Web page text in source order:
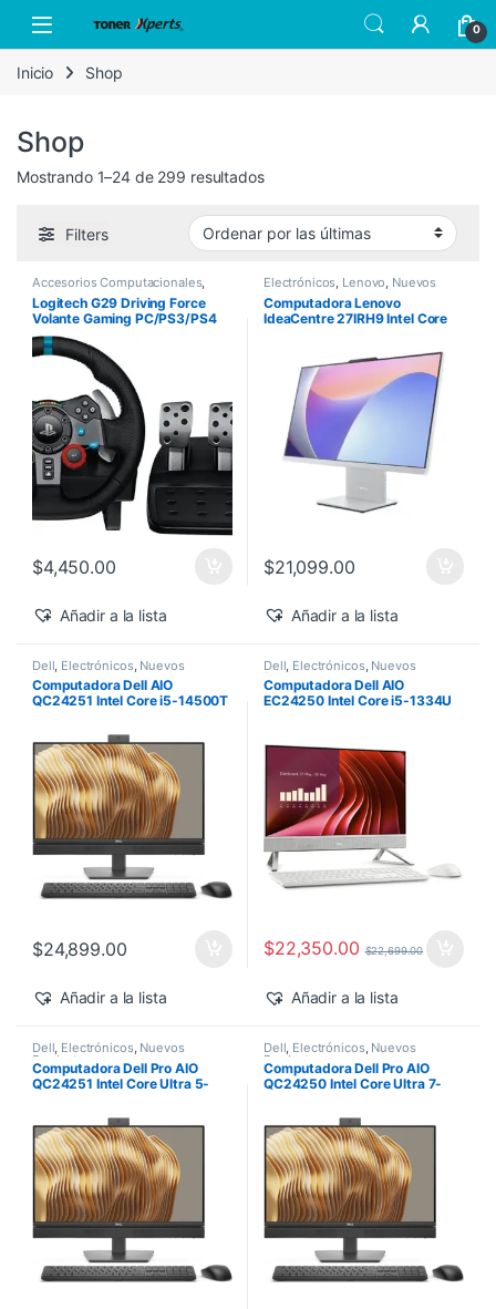
Open 0
Inicio Shop
Shop
Mostrando 1–24 de 299 resultadosSorted by latest
Filters
Accesorios Computacionales,
Logitech Nuevos Productos
Logitech G29 Driving Force
Volante Gaming PC/PS3/PS4
$4,450.00
Añadir a la lista
Electrónicos Lenovo Nuevos
Computadora Lenovo
IdeaCentre 27IRH9 Intel Core
512GB SSD Windows 11 Home
$21,099.00
Añadir a la lista
Dell Electrónicos, Nuevos
Productos
Computadora Dell AIO
QC24251 Intel Core i5-14500T
Windows 11 Pro
$24,899.00
Añadir a la lista
Dell Electrónicos, Nuevos
Productos
Computadora Dell AIO
EC24250 Intel Core i5-1334U
$22,350.00 $22,699.00
Añadir a la lista
Dell, Electrónicos, Nuevos
Productos
Computadora Dell Pro AIO
QC24251 Intel Core Ultra 5-
Windows 11 Pro
Dell, Electrónicos, Nuevos
Productos
Computadora Dell Pro AIO
QC24250 Intel Core Ultra 7-
Windows 11 Pro